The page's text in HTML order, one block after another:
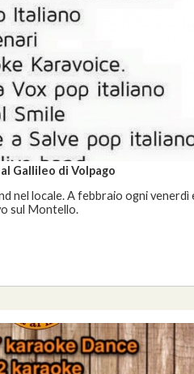
Gallileo di Volpago
nel locale. A febbraio ogni venerdì
sul Montello.